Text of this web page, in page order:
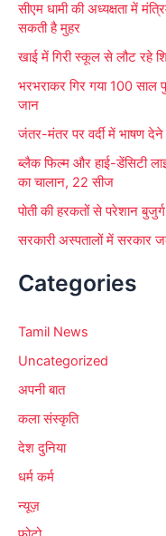
:
सीएम धामी की अध्यक्षता में
सकती है मुहर
खाई में गिरी स्कूल से लौट रहे
भरभराकर गिर गया 100 साल
जान
जंतर-मंतर पर वर्दी में भाषण
ब्लैक फिल्म और हाई-डेंसिटी
का चालान, 22 सीज
पोती की हरकतों से परेशान
सरकारी अस्पतालों में सरकार
Categories
Tamil News
Uncategorized
अपनी बात
कला संस्कृति
देश दुनिया
धर्म कर्म
न्यूज़